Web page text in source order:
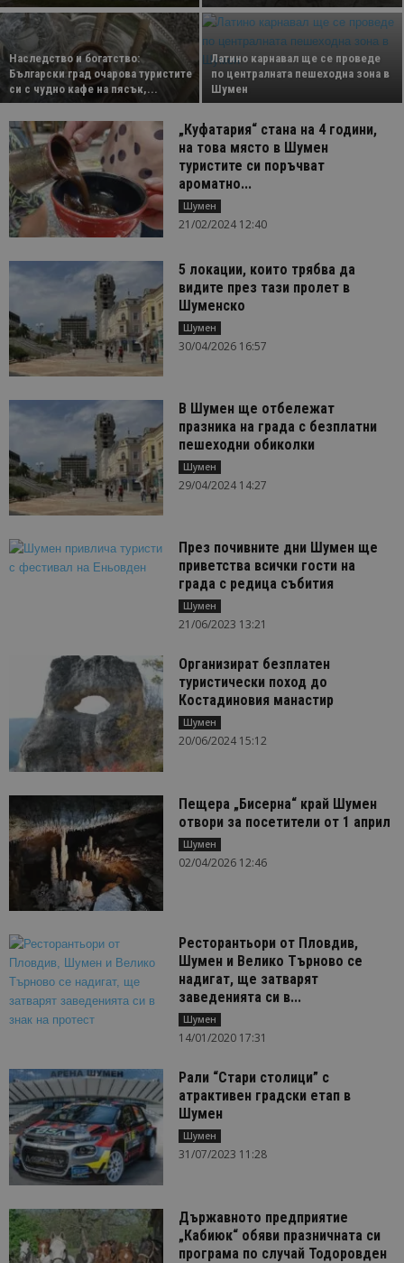
Наследство и богатство:
Български град очарова туристите
си с чудно кафе на пясък,...
Латино карнавал ще се проведе
по централната пешеходна зона в
Шумен
„Куфатария“ стана на 4 години,
на това място в Шумен
туристите си поръчват
ароматно...
Шумен
21/02/2024 12:40
5 локации, които трябва да
видите през тази пролет в
Шуменско
Шумен
30/04/2026 16:57
В Шумен ще отбележат
празника на града с безплатни
пешеходни обиколки
Шумен
29/04/2024 14:27
През почивните дни Шумен ще
приветства всички гости на
града с редица събития
Шумен
21/06/2023 13:21
Oрганизират безплатен
туристически поход до
Костадиновия манастир
Шумен
20/06/2024 15:12
Пещера „Бисерна“ край Шумен
отвори за посетители от 1 април
Шумен
02/04/2026 12:46
Ресторантьори от Пловдив,
Шумен и Велико Търново се
надигат, ще затварят
заведенията си в...
Шумен
14/01/2020 17:31
Рали “Стари столици” с
атрактивен градски етап в
Шумен
Шумен
31/07/2023 11:28
Държавното предприятие
„Кабиюк“ обяви празничната си
програма по случай Тодоровден